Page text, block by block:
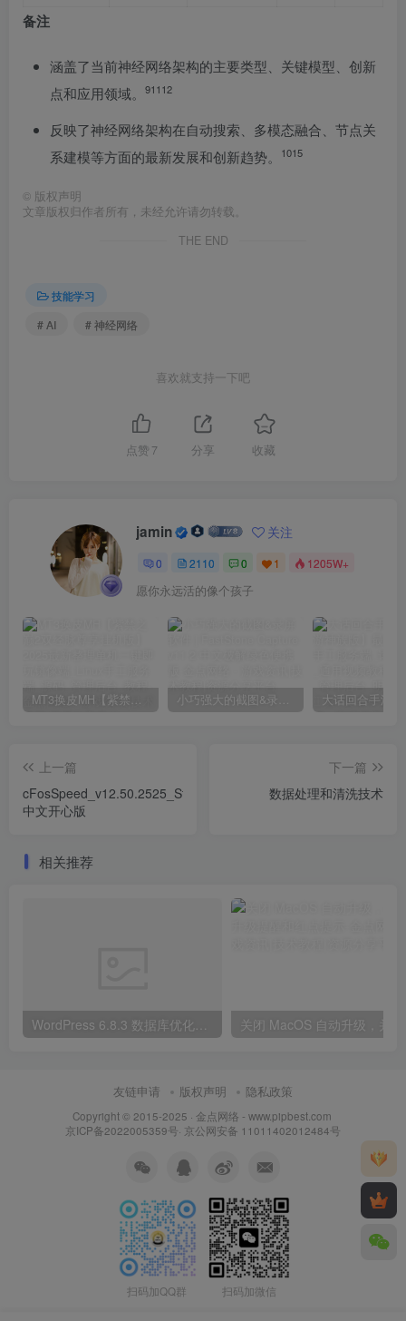
备注
涵盖了当前神经网络架构的主要类型、关键模型、创新
点和应用领域。
91112
反映了神经网络架构在自动搜索、多模态融合、节点关
系建模等方面的最新发展和创新趋势。
1015
© 版权声明
文章版权归作者所有，未经允许请勿转载。
THE END
技能学习
# AI
# 神经网络
喜欢就支持一下吧
点赞 7 分享 收藏
jamin 关注
0 2110 0 1 1205W+
愿你永远活的像个孩子
MT3换皮MH【紫禁之巅2双经脉尊享挂机版】2025最新整理单机一键即玩镜像端_Linux手工服务端_源码_管理后台_教程 小巧强大的截图&录屏软件 | FastStone Capture v11.2 中文破解绿色便携版
上一篇
cFosSpeed_v12.50.2525_Stable
中文开心版
下一篇
数据处理和清洗技术
相关推荐
WordPress 6.8.3 数据库优化与清理方案
友链申请 版权声明 隐私政策
Copyright © 2015-2025 · 金点网络 - www.pipbest.com
京ICP备2022005359号· 京公网安备 11011402012484号
扫码加QQ群 扫码加微信